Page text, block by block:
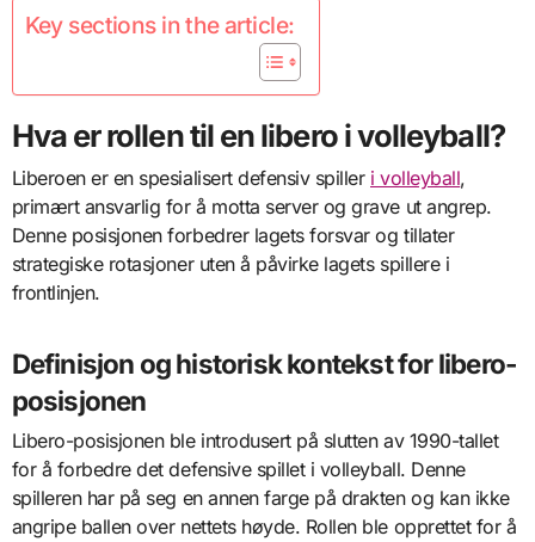
Key sections in the article:
Hva er rollen til en libero i volleyball?
Liberoen er en spesialisert defensiv spiller i volleyball,
primært ansvarlig for å motta server og grave ut angrep.
Denne posisjonen forbedrer lagets forsvar og tillater
strategiske rotasjoner uten å påvirke lagets spillere i
frontlinjen.
Definisjon og historisk kontekst for libero-
posisjonen
Libero-posisjonen ble introdusert på slutten av 1990-tallet
for å forbedre det defensive spillet i volleyball. Denne
spilleren har på seg en annen farge på drakten og kan ikke
angripe ballen over nettets høyde. Rollen ble opprettet for å